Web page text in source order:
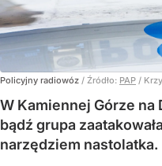
Policyjny radiowóz / Źródło: PAP /
W Kamiennej Górze
bądź grupa
narzędziem nastolatka.